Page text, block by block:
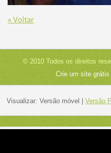
« Voltar
© 2010 Todos os direitos
Crie um site grátis
Visualizar: Versão móvel Versão